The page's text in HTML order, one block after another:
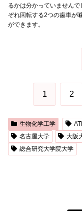
るかは分かっていません
ぞれ回転する2つの歯車が
ができます。
1 2
生物化学工学
名古屋大学
大阪
総合研究大学院大学